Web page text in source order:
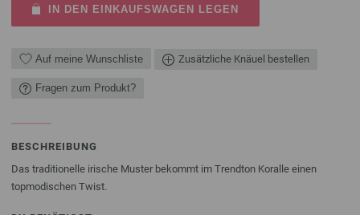
IN DEN EINKAUFSWAGEN LEGEN
Auf meine Wunschliste Zusätzliche Knäuel bestellen
Fragen zum Produkt?
BESCHREIBUNG
Das traditionelle irische Muster bekommt im Trendton Koralle einen
topmodischen Twist.